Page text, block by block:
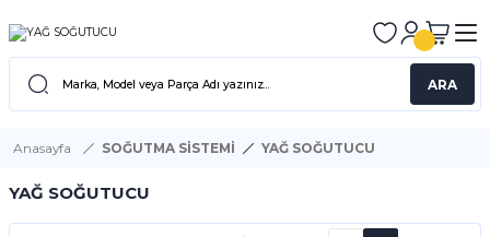
ARA
Anasayfa SOĞUTMA SİSTEMİ YAĞ SOĞUTUCU
YAĞ SOĞUTUCU